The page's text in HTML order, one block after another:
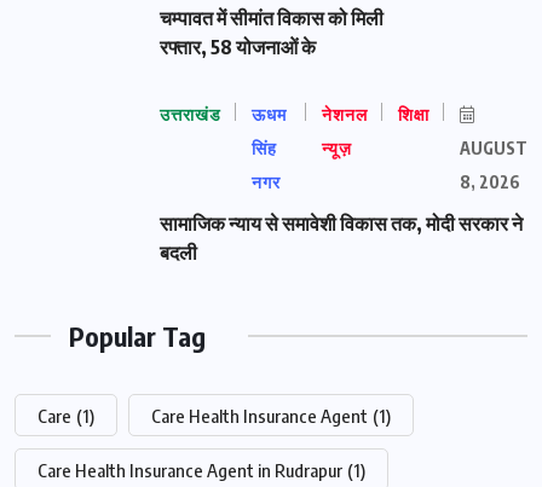
चम्पावत में सीमांत विकास को मिली
रफ्तार, 58 योजनाओं के
उत्तराखंड
ऊधम
सिंह
नगर
नेशनल
न्यूज़
शिक्षा
AUGUST
8, 2026
सामाजिक न्याय से समावेशी विकास तक, मोदी सरकार ने
बदली
Popular Tag
Care (1) Care Health Insurance Agent (1)
Care Health Insurance Agent in Rudrapur (1)